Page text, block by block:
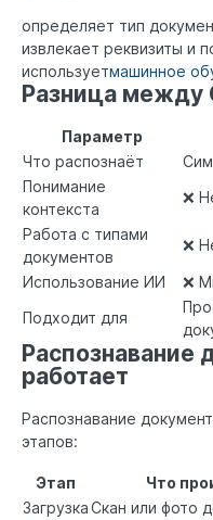
определяет тип
извлекает реквизиты и
используетмашинное
Разница между
Параметр
Что распознаёт
Понимание
контекста
❌
Работа с типами
документов
❌
Использование ИИ
❌
Подходит для
Распознавание
работает
Распознавание
этапов:
Этап
Что
ЗагрузкаСкан или фото